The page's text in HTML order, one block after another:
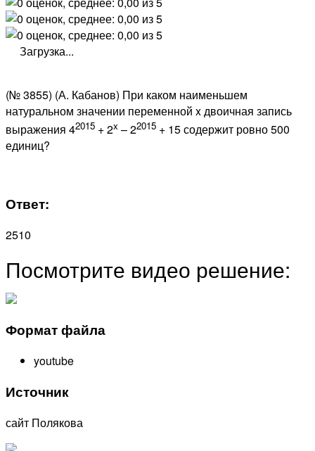
Загрузка...
(№ 3855) (А. Кабанов) При каком наименьшем
натуральном значении переменной x двоичная запись
выражения 42015 + 2x – 22015 + 15 содержит ровно 500
единиц?
Ответ:
2510
Посмотрите видео решение:
Формат файла
youtube
Источник
сайт Полякова